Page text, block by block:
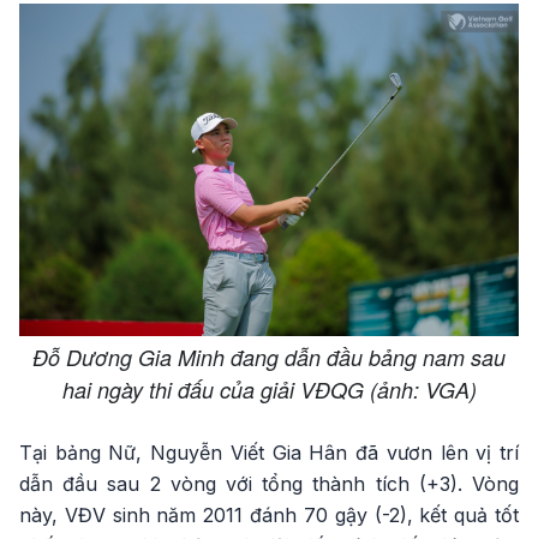
Đỗ Dương Gia Minh đang dẫn đầu bảng nam sau
hai ngày thi đấu của giải VĐQG (ảnh: VGA)
Tại bảng Nữ, Nguyễn Viết Gia Hân đã vươn lên vị trí
dẫn đầu sau 2 vòng với tổng thành tích (+3). Vòng
này, VĐV sinh năm 2011 đánh 70 gậy (-2), kết quả tốt